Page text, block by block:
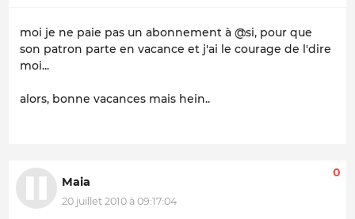
moi je ne paie pas un abonnement à @si, pour que
son patron parte en vacance et j'ai le courage de l'dire
moi...
alors, bonne vacances mais hein..
Maia
20 juillet 2010 à 09:17:04
0